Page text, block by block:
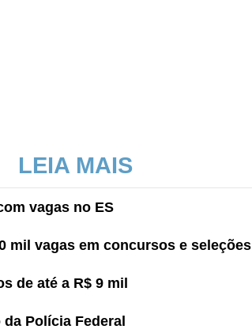
LEIA MAIS
vagas no ES
mil vagas em concursos e seleções
de até a R$ 9 mil
Polícia Federal